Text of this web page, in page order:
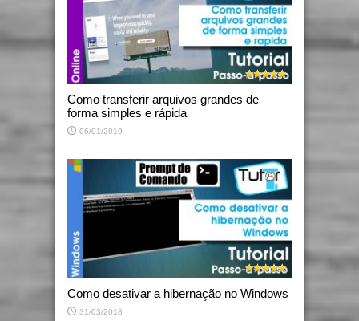
Como transferir arquivos grandes de
forma simples e rápida
06/01/2019
Como desativar a hibernação no Windows
31/03/2018